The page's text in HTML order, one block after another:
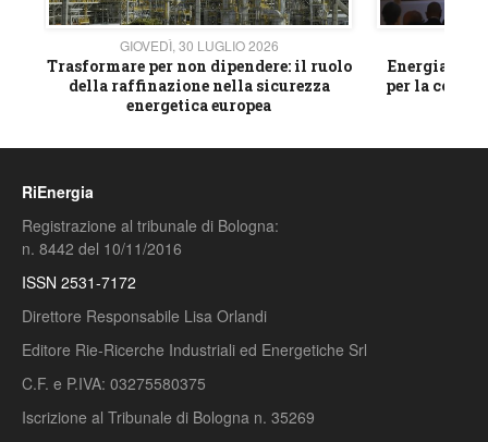
GIOVEDÌ, 30 LUGLIO 2026
Trasformare per non dipendere: il ruolo
della raffinazione nella sicurezza
energetica europea
Energia e
per la
RiEnergia
Registrazione al tribunale di Bologna:
n. 8442 del 10/11/2016
ISSN 2531-7172
Direttore Responsabile Lisa Orlandi
Editore Rie-Ricerche Industriali ed Energetiche Srl
C.F. e P.IVA: 03275580375
Iscrizione al Tribunale di Bologna n. 35269